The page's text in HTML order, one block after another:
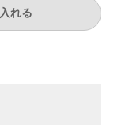
れる